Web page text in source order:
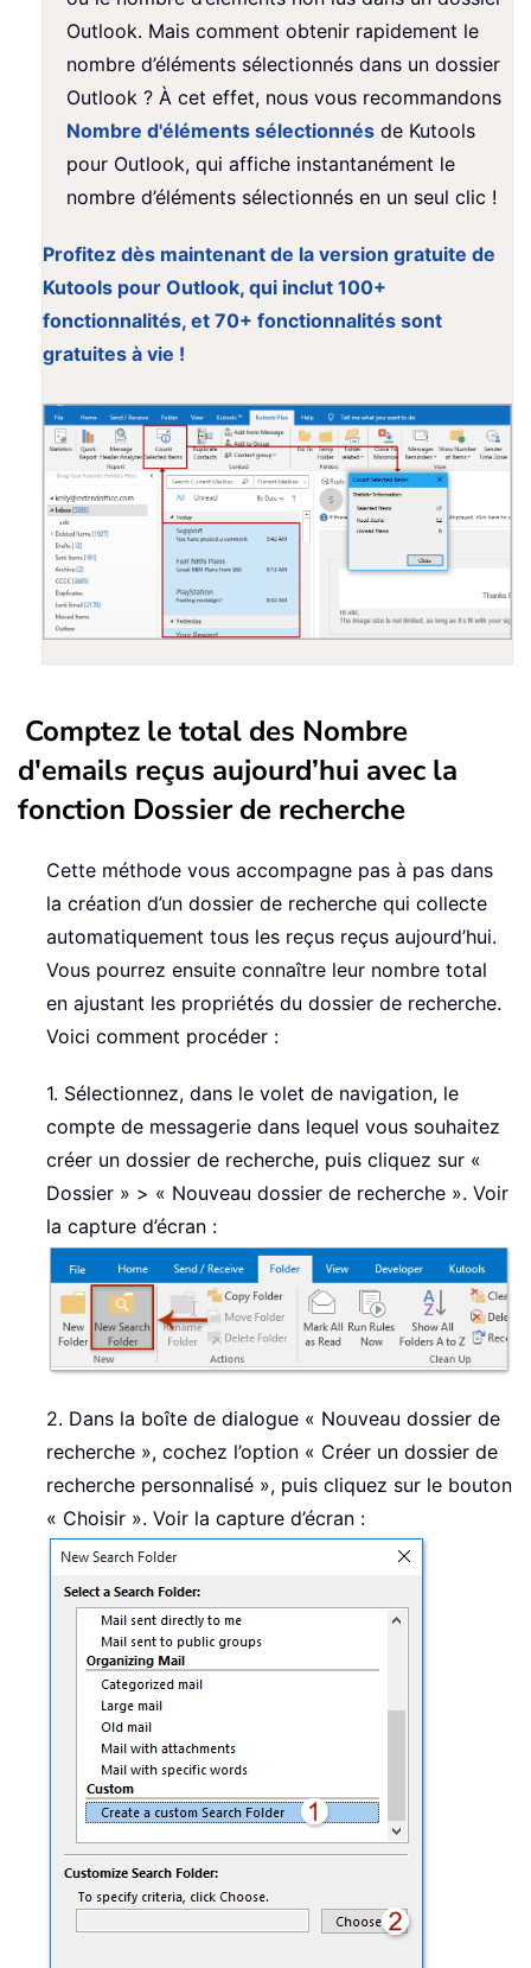
Outlook. Mais comment obtenir rapidement le
nombre d’éléments sélectionnés dans un dossier
Outlook ? À cet effet, nous vous recommandons
Nombre d'éléments sélectionnés de Kutools
pour Outlook, qui affiche instantanément le
nombre d’éléments sélectionnés en un seul clic !
Profitez dès maintenant de la version gratuite de
Kutools pour Outlook, qui inclut 100+
fonctionnalités, et 70+ fonctionnalités sont
gratuites à vie !
Comptez le total des Nombre
d'emails reçus aujourd’hui avec la
fonction Dossier de recherche
Cette méthode vous accompagne pas à pas dans
la création d’un dossier de recherche qui collecte
automatiquement tous les reçus reçus aujourd’hui.
Vous pourrez ensuite connaître leur nombre total
en ajustant les propriétés du dossier de recherche.
Voici comment procéder :
1. Sélectionnez, dans le volet de navigation, le
compte de messagerie dans lequel vous souhaitez
créer un dossier de recherche, puis cliquez sur «
Dossier » > « Nouveau dossier de recherche ». Voir
la capture d’écran :
2. Dans la boîte de dialogue « Nouveau dossier de
recherche », cochez l’option « Créer un dossier de
recherche personnalisé », puis cliquez sur le bouton
« Choisir ». Voir la capture d’écran :